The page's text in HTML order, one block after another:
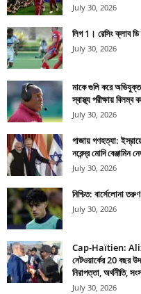
July 30, 2026
লিগ 1। রেসিং ক্লাব ডি
July 30, 2026
মাকে গুলি করে
স্বাস্থ্য পরীক্ষায় বিলম্ব
July 30, 2026
গাজায় গণহত্যা:
নরেন্দ্র মোদি বেঞ্জামিন
July 30, 2026
নিশ্চিত: বার্সেলোনা
July 30, 2026
Cap-Haïtien: Alix
নেটওয়ার্কের 20 বছর
নিরাপত্তা, অর্থনীতি,
July 30, 2026